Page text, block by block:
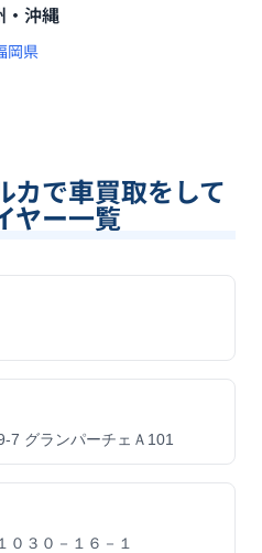
・沖縄
岡県
カで車買取をして
ヤー一覧
7 グランパーチェＡ101
０３０－１６－１